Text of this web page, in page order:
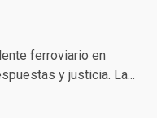
ferroviario en
y justicia. La...